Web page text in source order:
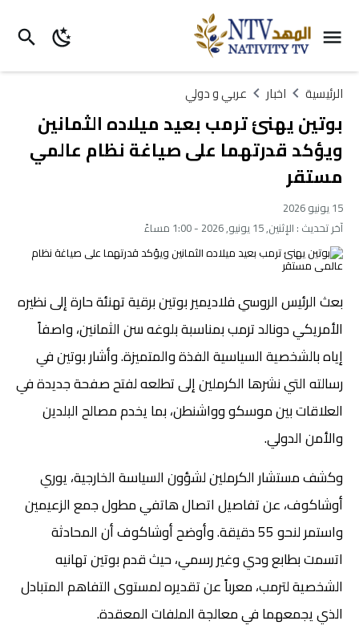
الرئيسية اخبار عربي و دولي
بوتين يهنئ ترمب بعيد ميلاده الثمانين
ويؤكد قدرتهما على صياغة نظام عالمي
مستقر
15 يونيو 2026
آخر تحديث : الإثنين, 15 يونيو, 2026 - 1:00 مساءً
بعث الرئيس الروسي فلاديمير بوتين برقية تهنئة حارة إلى نظيره
الأمريكي دونالد ترمب بمناسبة بلوغه سن الثمانين، واصفاً
إياه بالشخصية السياسية الفذة والمتميزة. وأشار بوتين في
رسالته التي نشرها الكرملين إلى تطلعه لفتح صفحة جديدة في
العلاقات بين موسكو وواشنطن، بما يخدم مصالح البلدين
والأمن الدولي.
وكشف مستشار الكرملين لشؤون السياسة الخارجية، يوري
أوشاكوف، عن تفاصيل اتصال هاتفي مطول جمع الزعيمين
واستمر لنحو 55 دقيقة. وأوضح أوشاكوف أن المحادثة
اتسمت بطابع ودي وغير رسمي، حيث قدم بوتين تهانيه
الشخصية لترمب، معرباً عن تقديره لمستوى التفاهم المتبادل
الذي يجمعهما في معالجة الملفات المعقدة.